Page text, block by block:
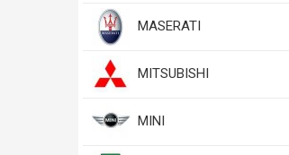
MASERATI
MITSUBISHI
MINI